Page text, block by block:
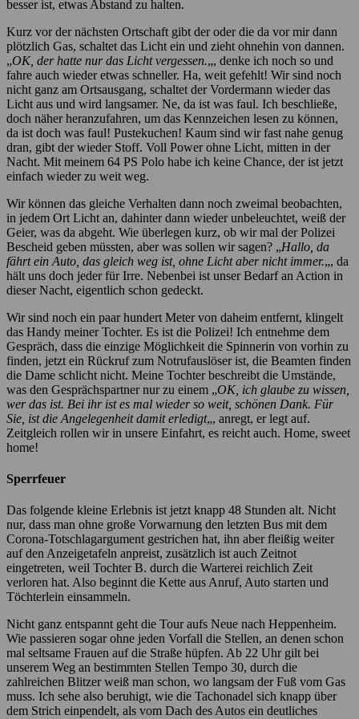
besser ist, etwas Abstand zu halten.
Kurz vor der nächsten Ortschaft gibt der oder die da vor mir dann
plötzlich Gas, schaltet das Licht ein und zieht ohnehin von dannen.
„OK, der hatte nur das Licht vergessen.„, denke ich noch so und
fahre auch wieder etwas schneller. Ha, weit gefehlt! Wir sind noch
nicht ganz am Ortsausgang, schaltet der Vordermann wieder das
Licht aus und wird langsamer. Ne, da ist was faul. Ich beschließe,
doch näher heranzufahren, um das Kennzeichen lesen zu können,
da ist doch was faul! Pustekuchen! Kaum sind wir fast nahe genug
dran, gibt der wieder Stoff. Voll Power ohne Licht, mitten in der
Nacht. Mit meinem 64 PS Polo habe ich keine Chance, der ist jetzt
einfach wieder zu weit weg.
Wir können das gleiche Verhalten dann noch zweimal beobachten,
in jedem Ort Licht an, dahinter dann wieder unbeleuchtet, weiß der
Geier, was da abgeht. Wie überlegen kurz, ob wir mal der Polizei
Bescheid geben müssten, aber was sollen wir sagen? „Hallo, da
fährt ein Auto, das gleich weg ist, ohne Licht aber nicht immer.„, da
hält uns doch jeder für Irre. Nebenbei ist unser Bedarf an Action in
dieser Nacht, eigentlich schon gedeckt.
Wir sind noch ein paar hundert Meter von daheim entfernt, klingelt
das Handy meiner Tochter. Es ist die Polizei! Ich entnehme dem
Gespräch, dass die einzige Möglichkeit die Spinnerin von vorhin zu
finden, jetzt ein Rückruf zum Notrufauslöser ist, die Beamten finden
die Dame schlicht nicht. Meine Tochter beschreibt die Umstände,
was den Gesprächspartner nur zu einem „OK, ich glaube zu wissen,
wer das ist. Bei ihr ist es mal wieder so weit, schönen Dank. Für
Sie, ist die Angelegenheit damit erledigt„, anregt, er legt auf.
Zeitgleich rollen wir in unsere Einfahrt, es reicht auch. Home, sweet
home!
Sperrfeuer
Das folgende kleine Erlebnis ist jetzt knapp 48 Stunden alt. Nicht
nur, dass man ohne große Vorwarnung den letzten Bus mit dem
Corona-Totschlagargument gestrichen hat, ihn aber fleißig weiter
auf den Anzeigetafeln anpreist, zusätzlich ist auch Zeitnot
eingetreten, weil Tochter B. durch die Warterei reichlich Zeit
verloren hat. Also beginnt die Kette aus Anruf, Auto starten und
Töchterlein einsammeln.
Nicht ganz entspannt geht die Tour aufs Neue nach Heppenheim.
Wie passieren sogar ohne jeden Vorfall die Stellen, an denen schon
mal seltsame Frauen auf die Straße hüpfen. Ab 22 Uhr gilt bei
unserem Weg an bestimmten Stellen Tempo 30, durch die
zahlreichen Blitzer weiß man schon, wo langsam der Fuß vom Gas
muss. Ich sehe also beruhigt, wie die Tachonadel sich knapp über
dem Strich einpendelt, als vom Dach des Autos ein deutliches